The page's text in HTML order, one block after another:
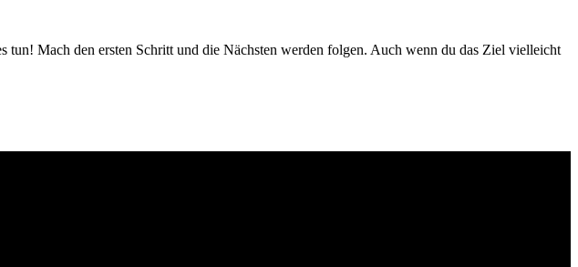
Mach den ersten Schritt und die Nächsten werden folgen. Auch wenn du das Ziel vielleicht